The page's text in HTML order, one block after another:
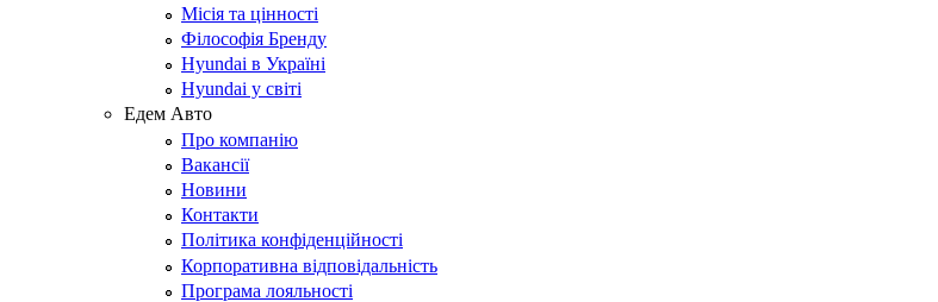
Місія та цінності
Філософія Бренду
Hyundai в Україні
Hyundai у світі
Едем Авто
Про компанію
Вакансії
Новини
Контакти
Політика конфіденційності
Корпоративна відповідальність
Програма лояльності